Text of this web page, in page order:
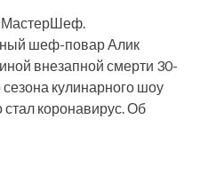
шеф-повар Алик
внезапной смерти 30-
сезона кулинарного шоу
коронавирус. Об